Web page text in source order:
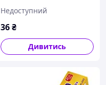
"Персик"150г
Недоступний
36₴
Дивитись